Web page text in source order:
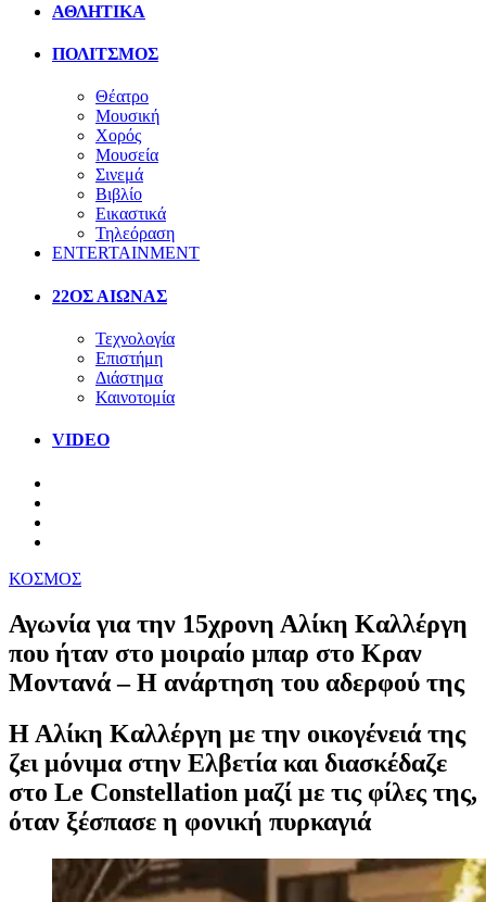
ΑΘΛΗΤΙΚΑ
ΠΟΛΙΤΣΜΟΣ
Θέατρο
Μουσική
Χορός
Μουσεία
Σινεμά
Βιβλίο
Εικαστικά
Τηλεόραση
ENTERTAINMENT
22ΟΣ ΑΙΩΝΑΣ
Τεχνολογία
Επιστήμη
Διάστημα
Καινοτομία
VIDEO
ΚΟΣΜΟΣ
Αγωνία για την 15χρονη Αλίκη Καλλέργη
που ήταν στο μοιραίο μπαρ στο Κραν
Μοντανά – Η ανάρτηση του αδερφού της
Η Αλίκη Καλλέργη με την οικογένειά της
ζει μόνιμα στην Ελβετία και διασκέδαζε
στο Le Constellation μαζί με τις φίλες της,
όταν ξέσπασε η φονική πυρκαγιά